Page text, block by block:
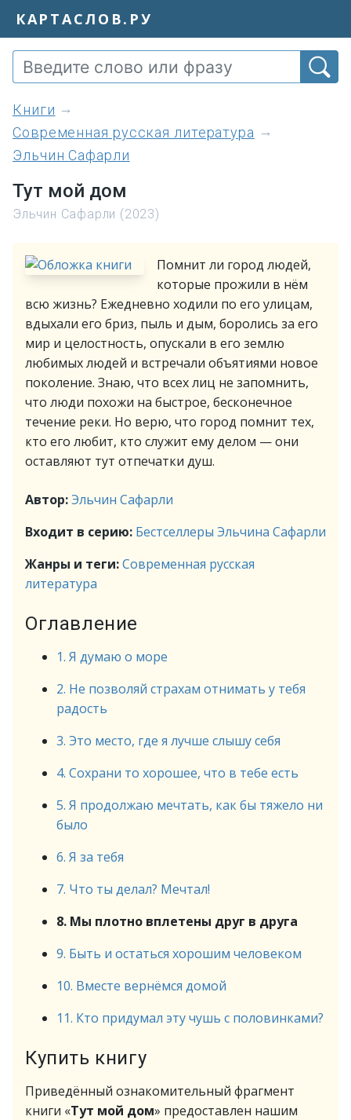
КАРТАСЛОВ.РУ
книги
Современная русская литература
Эльчин Сафарли
Тут мой дом
Эльчин Сафарли (2023)
Помнит ли город людей,
которые прожили в нём
всю жизнь? Ежедневно ходили по его улицам,
вдыхали его бриз, пыль и дым, боролись за его
мир и целостность, опускали в его землю
любимых людей и встречали объятиями новое
поколение. Знаю, что всех лиц не запомнить,
что люди похожи на быстрое, бесконечное
течение реки. Но верю, что город помнит тех,
кто его любит, кто служит ему делом — они
оставляют тут отпечатки душ.
Автор:Эльчин Сафарли
Входит в серию: Бестселлеры Эльчина Сафарли
Жанры и теги:Современная русская
литература
Оглавление
1. Я думаю о море
2. Не позволяй страхам отнимать у тебя
радость
3. Это место, где я лучше слышу себя
4. Сохрани то хорошее, что в тебе есть
5. Я продолжаю мечтать, как бы тяжело ни
было
6. Я за тебя
7. Что ты делал? Мечтал!
8. Мы плотно вплетены друг в друга
9. Быть и остаться хорошим человеком
10. Вместе вернёмся домой
11. Кто придумал эту чушь с половинками?
Купить книгу
Приведённый ознакомительный фрагмент
книги «Тут мой дом» предоставлен нашим